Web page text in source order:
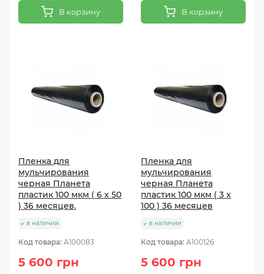
В корзину В корзину
Пленка для
мульчирования
черная Планета
пластик 100 мкм ( 6 x 50
) 36 месяцев.
в наличии
Код товара: A100083
5 600 грн
Пленка для
мульчирования
черная Планета
пластик 100 мкм ( 3 x
100 ) 36 месяцев
в наличии
Код товара: A100126
5 600 грн